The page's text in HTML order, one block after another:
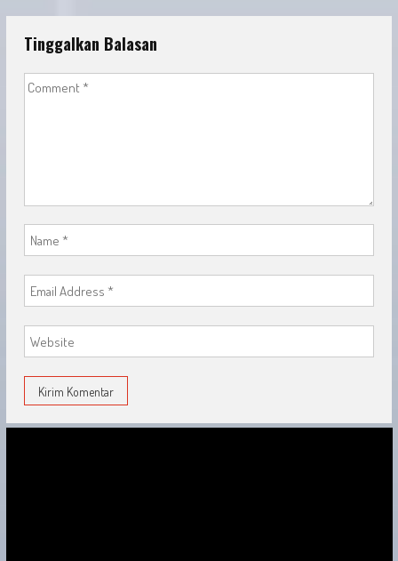
Tinggalkan Balasan